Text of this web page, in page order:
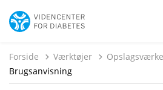
Forside Værktøjer
Brugsanvisning